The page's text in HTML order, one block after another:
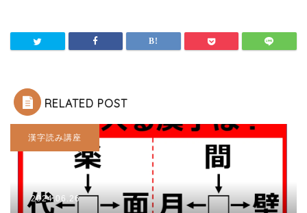
RELATED POST
漢字読み講座
2024.06.26